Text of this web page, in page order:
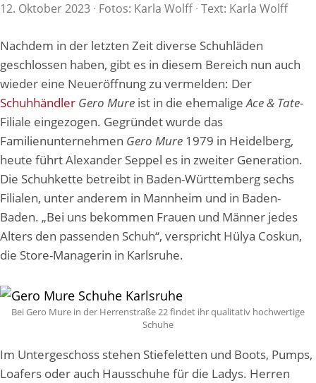
12. Oktober 2023 · Fotos: Karla Wolff· Text: Karla Wolff
Nachdem in der letzten Zeit diverse Schuhläden
geschlossen haben, gibt es in diesem Bereich nun auch
wieder eine Neueröffnung zu vermelden: Der
Schuhhändler Gero Mure ist in die ehemaligeAce & Tate-
Filiale eingezogen. Gegründet wurde das
Familienunternehmen Gero Mure 1979 in Heidelberg,
heute führt Alexander Seppel es in zweiter Generation.
Die Schuhkette betreibt in Baden-Württemberg sechs
Filialen, unter anderem in Mannheim und in Baden-
Baden. „Bei uns bekommen Frauen und Männer jedes
Alters den passenden Schuh“, verspricht Hülya Coskun,
die Store-Managerin in Karlsruhe.
Bei Gero Mure in der Herrenstraße 22 findet ihr qualitativ hochwertige
Schuhe
Im Untergeschoss stehen Stiefeletten und Boots, Pumps,
Loafers oder auch Hausschuhe für die Ladys. Herren